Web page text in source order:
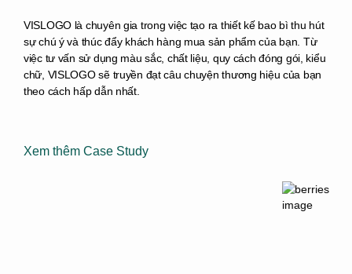
VISLOGO là chuyên gia trong việc tạo ra thiết kế bao bì thu hút
sự chú ý và thúc đẩy khách hàng mua sản phẩm của bạn. Từ
việc tư vấn sử dụng màu sắc, chất liệu, quy cách đóng gói, kiểu
chữ, VISLOGO sẽ truyền đạt câu chuyện thương hiệu của bạn
theo cách hấp dẫn nhất.
Xem thêm Case Study